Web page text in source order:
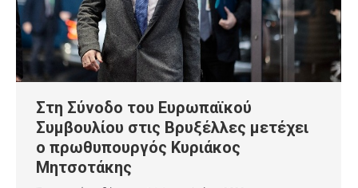
Στη Σύνοδο του Ευρωπαϊκού
Συμβουλίου στις Βρυξέλλες μετέχει
ο πρωθυπουργός Κυριάκος
Μητσοτάκης